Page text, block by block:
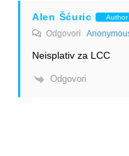
Alen Šćuric Author
Odgovori
Neisplativ za LCC
Odgovori